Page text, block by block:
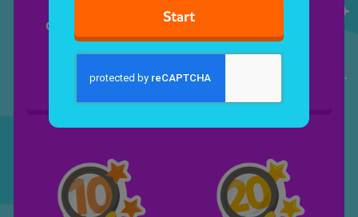
Getallen herkennen
t/m 5
herkennen t/m 10
Start